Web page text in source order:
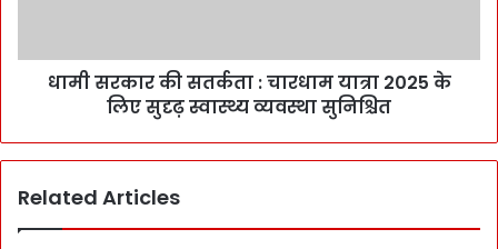
धामी सरकार की सतर्कता : चारधाम यात्रा 2025 के
लिए सुदृढ़ स्वास्थ्य व्यवस्था सुनिश्चित
Related Articles